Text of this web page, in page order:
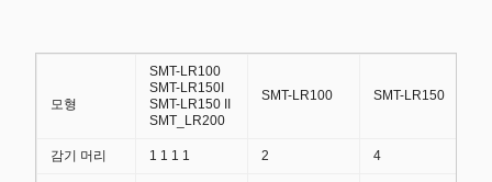
모형
SMT-LR100
SMT-LR150I
SMT-LR150 II
SMT_LR200
SMT-LR100 SMT-LR150
감기 머리 1 1 1 1 2 4